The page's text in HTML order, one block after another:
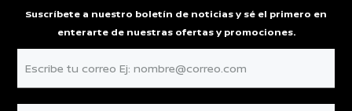
Suscríbete a nuestro boletín de noticias y sé el primero en
enterarte de nuestras ofertas y promociones.